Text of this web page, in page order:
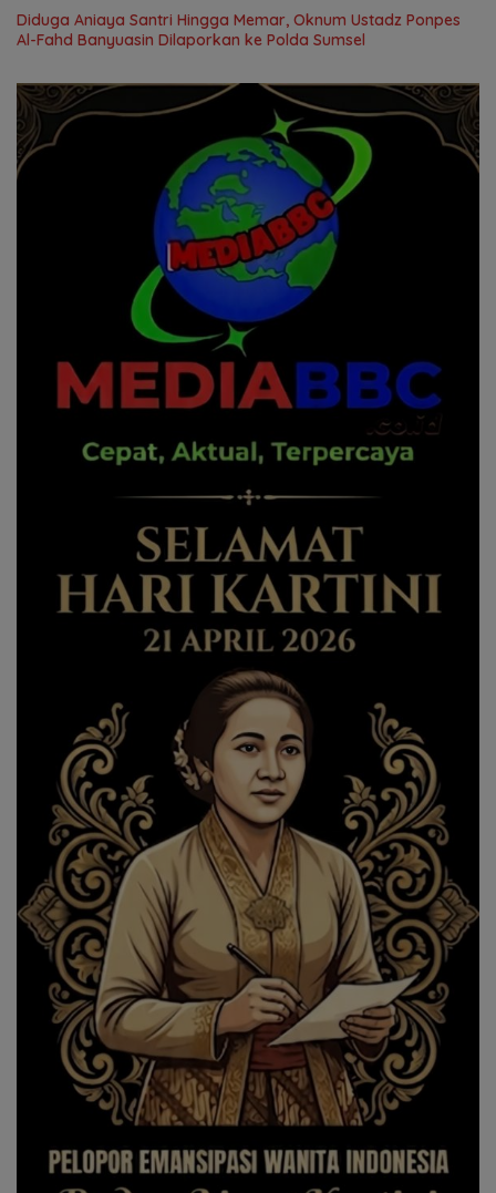
Diduga Aniaya Santri Hingga Memar, Oknum Ustadz Ponpes
Al-Fahd Banyuasin Dilaporkan ke Polda Sumsel